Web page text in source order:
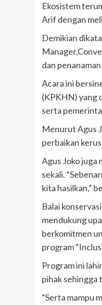
Ekosistem
Arif dengan
Demikian
dan
Acara ini
(KPKHN) yang
serta
Menurut Agus
perbaikan
Agus Joko juga
sekali.
kita hasilkan,”
Balai
mendukung
berkomitmen
program
Program ini
pihak sehingga
“Serta mampu